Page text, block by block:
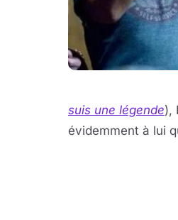
suis une légende),
évidemment à lui